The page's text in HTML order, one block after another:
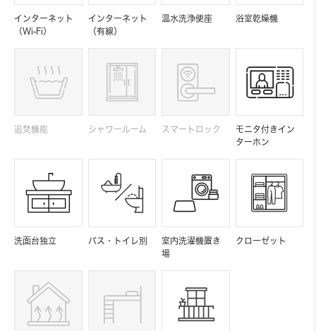
インターネット
（Wi-Fi）
インターネット
（有線）
温水洗浄便座 浴室乾燥機
追焚機能 シャワールーム スマートロック
モニタ付きイン
ターホン
洗面台独立 バス・トイレ別
室内洗濯機置き
場
クローゼット